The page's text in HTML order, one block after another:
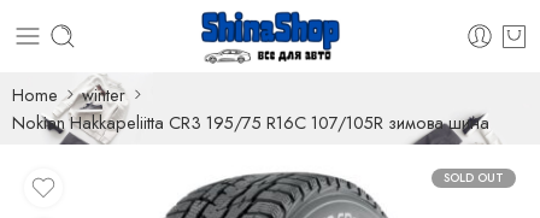
Home
winter
Nokian Hakkapeliitta CR3 195/75 R16C 107/105R зимова шина
SOLD OUT